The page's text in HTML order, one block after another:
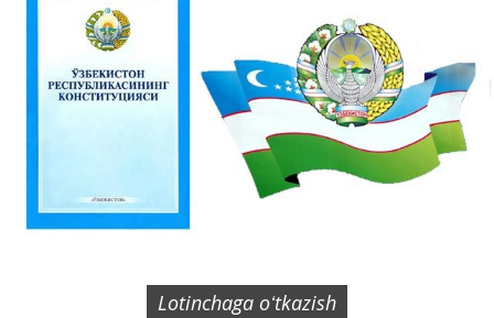
Lotinchaga oʻtkazish